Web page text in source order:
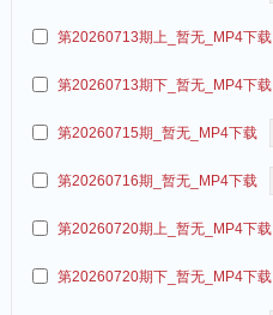
第20260713期上_暂无_MP4下载
第20260713期下_暂无_MP4下载
第20260715期_暂无_MP4下载
第20260716期_暂无_MP4下载
第20260720期上_暂无_MP4下载
第20260720期下_暂无_MP4下载